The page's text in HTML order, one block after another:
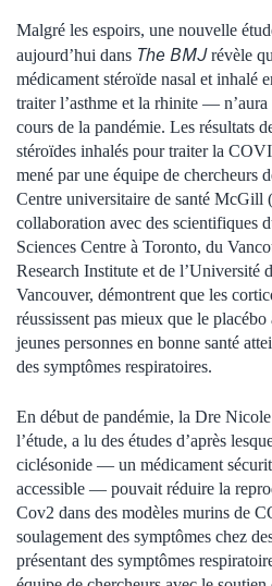
Malgré les espoirs, une nouvelle
aujourd’hui dans The BMJrévèle
médicament stéroïde nasal et inhalé
traiter l’asthme et la rhinite —
cours de la pandémie. Les résultats
stéroïdes inhalés pour traiter la
mené par une équipe de chercheurs
Centre universitaire de santé
collaboration avec des scientifiques
Sciences Centre à Toronto, du
Research Institute et de l’Université
Vancouver, démontrent que les
réussissent pas mieux que le
jeunes personnes en bonne santé
des symptômes respiratoires.
En début de pandémie, la Dre
l’étude, a lu des études d’après
ciclésonide — un médicament
accessible — pouvait réduire la
Cov2 dans des modèles murins de
soulagement des symptômes chez
présentant des symptômes